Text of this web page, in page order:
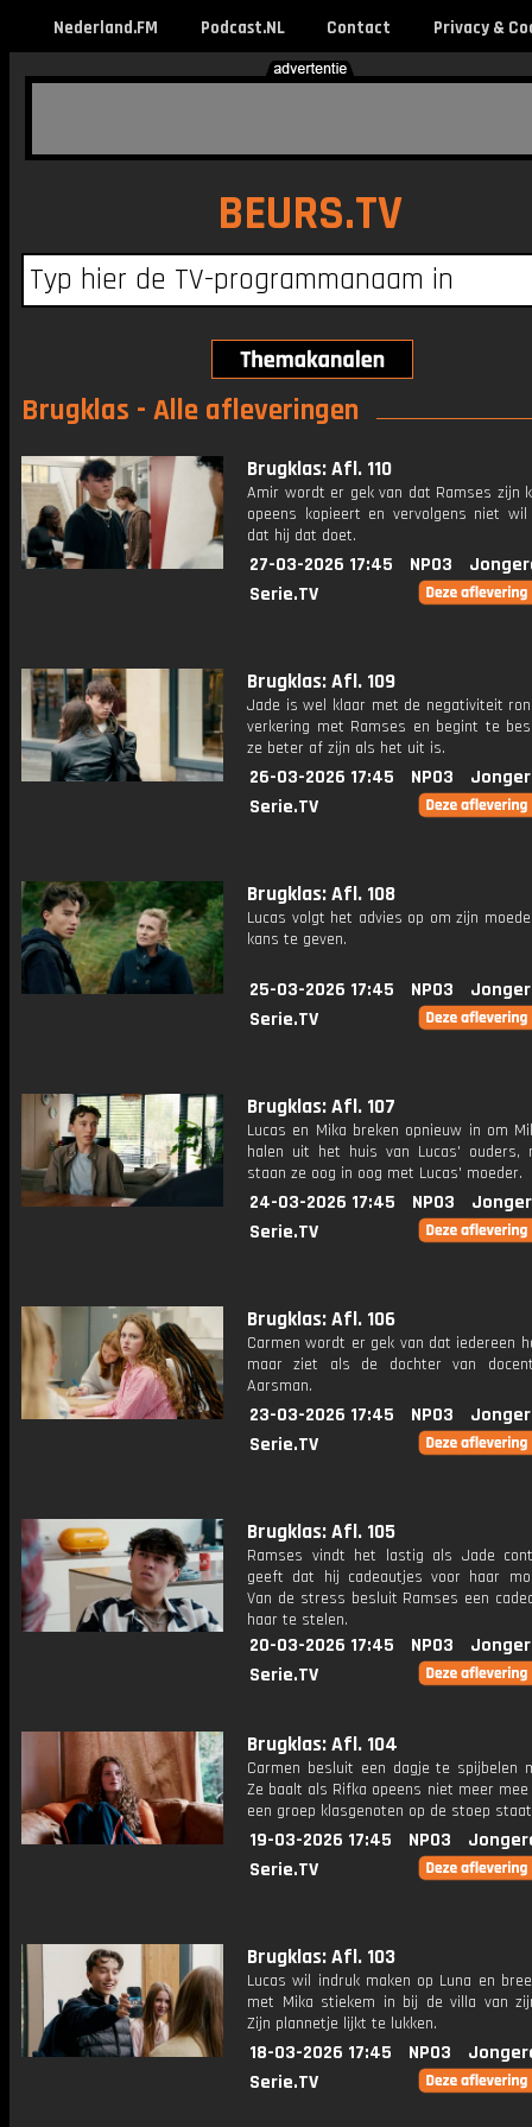
Nederland.FM Podcast.NL Contact Privacy &
BEURS.TV
Brugklas - Alle afleveringen
Brugklas: Afl. 110
Amir wordt er gek van dat Ramses zijn
opeens kopieert en vervolgens niet wil
dat hij dat doet.
27-03-2026 17:45 NPO3
Serie.TV
Brugklas: Afl. 109
Jade is wel klaar met de negativiteit
verkering met Ramses en begint te
ze beter af zijn als het uit is.
26-03-2026 17:45 NPO3
Serie.TV
Brugklas: Afl. 108
Lucas volgt het advies op om zijn
kans te geven.
25-03-2026 17:45 NPO3
Serie.TV
Brugklas: Afl. 107
Lucas en Mika breken opnieuw in om
halen uit het huis van Lucas' ouders,
staan ze oog in oog met Lucas' moeder.
24-03-2026 17:45 NPO3
Serie.TV
Brugklas: Afl. 106
Carmen wordt er gek van dat iedereen
maar ziet als de dochter van
Aarsman.
23-03-2026 17:45 NPO3
Serie.TV
Brugklas: Afl. 105
Ramses vindt het lastig als Jade
geeft dat hij cadeautjes voor haar
Van de stress besluit Ramses een
haar te stelen.
20-03-2026 17:45 NPO3
Serie.TV
Brugklas: Afl. 104
Carmen besluit een dagje te spijbelen
Ze baalt als Rifka opeens niet meer
een groep klasgenoten op de stoep
19-03-2026 17:45 NPO3
Serie.TV
Brugklas: Afl. 103
Lucas wil indruk maken op Luna en
met Mika stiekem in bij de villa van
Zijn plannetje lijkt te lukken.
18-03-2026 17:45 NPO3
Serie.TV